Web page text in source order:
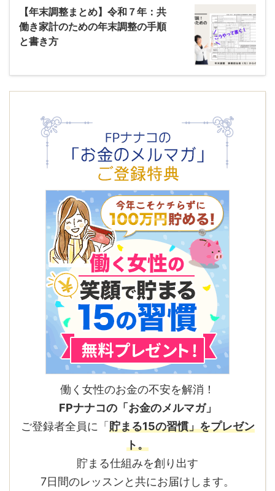
【年末調整まとめ】令和７年：共
働き家計のための年末調整の手順
と書き方
働く女性のお金の不安を解消！
FPナナコの「お金のメルマガ」
ご登録者全員に「 貯まる15の習慣」をプレゼン
ト。
貯まる仕組みを創り出す
7日間のレッスンと共にお届けします。